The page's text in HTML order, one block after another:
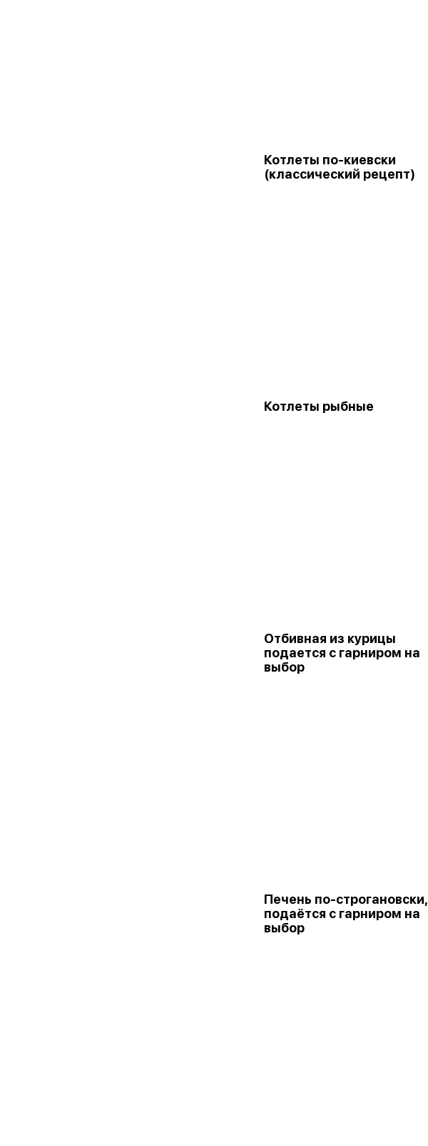
Котлеты по-киевски
(классический рецепт)
Котлеты рыбные
Отбивная из курицы
подается с гарниром на
выбор
Печень по-строгановски,
подаётся с гарниром на
выбор